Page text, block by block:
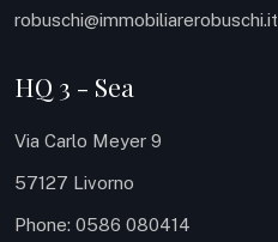
robuschi@immobiliarerobuschi.it
HQ 3 - Sea
Via Carlo Meyer 9
57127 Livorno
Phone: 0586 080414